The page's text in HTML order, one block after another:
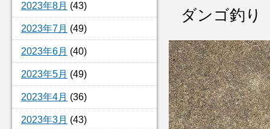
2023年8月 (43)
2023年7月 (49)
2023年6月 (40)
2023年5月 (49)
2023年4月 (36)
2023年3月 (43)
ダンゴ釣り